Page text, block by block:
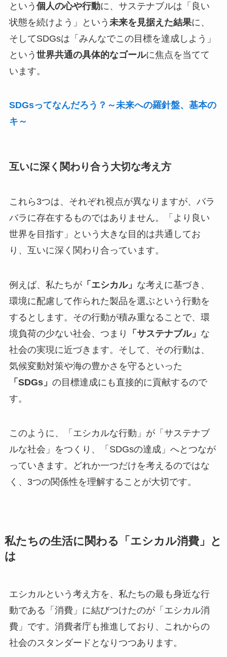
という 個人の心や行動に、サステナブルは「良い
状態を続けよう」という 未来を見据えた結果に、
そしてSDGsは「みんなでこの目標を達成しよう」
という 世界共通の具体的なゴールに焦点を当てて
います。
SDGsってなんだろう？～未来への羅針盤、基本の
キ～
互いに深く関わり合う大切な考え方
これら3つは、それぞれ視点が異なりますが、バラ
バラに存在するものではありません。「より良い
世界を目指す」という大きな目的は共通してお
り、互いに深く関わり合っています。
例えば、私たちが「エシカル」 な考えに基づき、
環境に配慮して作られた製品を選ぶという行動を
するとします。その行動が積み重なることで、環
境負荷の少ない社会、つまり
「サステナブル」 な
社会の実現に近づきます。そして、その行動は、
気候変動対策や海の豊かさを守るといった
「SDGs」 の目標達成にも直接的に貢献するので
す。
このように、「エシカルな行動」が「サステナブ
ルな社会」をつくり、「SDGsの達成」へとつなが
っていきます。どれか一つだけを考えるのではな
く、3つの関係性を理解することが大切です。
私たちの生活に関わる「エシカル消費」と
は
エシカルという考え方を、私たちの最も身近な行
動である「消費」に結びつけたのが「エシカル消
費」です。消費者庁も推進しており、これからの
社会のスタンダードとなりつつあります。